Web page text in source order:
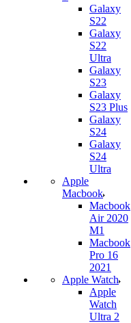
Galaxy
S22
Galaxy
S22
Ultra
Galaxy
S23
Galaxy
S23 Plus
Galaxy
S24
Galaxy
S24
Ultra
Apple
Macbook
Macbook
Air 2020
M1
Macbook
Pro 16
2021
Apple Watch
Apple
Watch
Ultra 2